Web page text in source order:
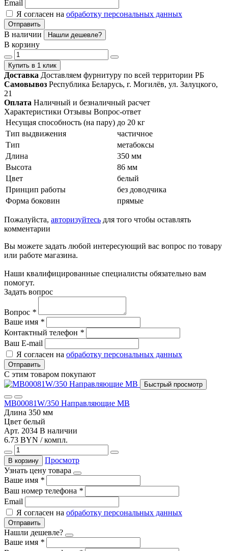
Email
Я согласен на обработку персональных данных
Отправить
В наличии Нашли дешевле?
В корзину
Купить в 1 клик
Доставка Доставляем фурнитуру по всей территории РБ
Самовывоз Республика Беларусь, г. Могилёв, ул. Залуцкого,
21
Оплата Наличный и безналичный расчет
Характеристики Отзывы Вопрос-ответ
Несущая способность (на пару) до 20 кг
Тип выдвижения
частичное
Тип
метабоксы
Длина
350 мм
Высота
86 мм
Цвет
белый
Принцип работы
без доводчика
Форма боковин
прямые
Пожалуйста, авторизуйтесь для того чтобы оставлять
комментарии
Вы можете задать любой интересующий вас вопрос по товару
или работе магазина.
Наши квалифицированные специалисты обязательно вам
помогут.
Задать вопрос
Вопрос *
Ваше имя *
Контактный телефон *
Ваш E-mail
Я согласен на обработку персональных данных
Отправить
С этим товаром покупают
Быстрый просмотр
MB00081W/350 Направляющие MB
Длина 350 мм
Цвет белый
Арт. 2034 В наличии
6.73 BYN / компл.
В корзину
Просмотр
Узнать цену товара
Ваше имя *
Ваш номер телефона *
Email
Я согласен на обработку персональных данных
Отправить
Нашли дешевле?
Ваше имя *